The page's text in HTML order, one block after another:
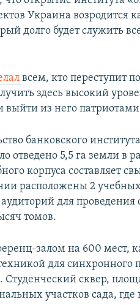
Украина возродится
долго будет служить
всем, кто переступит
здесь высокий
выйти из него
банковского
отведено 5,5 га земли в
корпуса составляет
расположены 2
аудиторий для
томов.
залом на 600 мест,
для
сквер,
участков сада,